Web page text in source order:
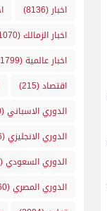
اخبار (8136)
اخبار الزمالك(1070)
اخبار عالمية(1799)
اقتصاد(215)
الدوري الاسباني(180)
الدوري الانجليزي(316)
الدوري السعودي(35)
الدوري المصري(1360)